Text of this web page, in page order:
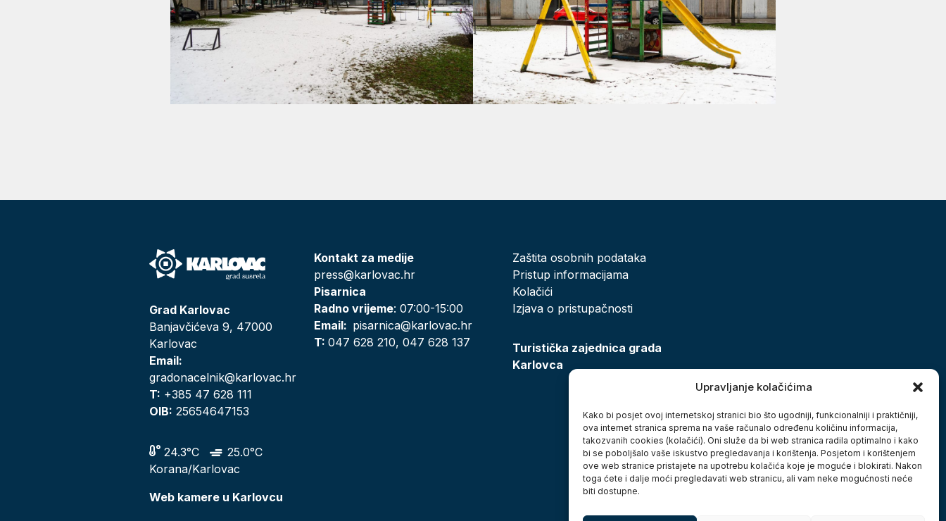
Upravljanje kolačićima
Kako bi posjet ovoj internetskoj stranici bio što ugodniji, funkcionalniji i praktičniji,
ova internet stranica sprema na vaše računalo određenu količinu informacija,
takozvanih cookies (kolačići). Oni služe da bi web stranica radila optimalno i kako
bi se poboljšalo vaše iskustvo pregledavanja i korištenja. Posjetom i korištenjem
ove web stranice pristajete na upotrebu kolačića koje je moguće i blokirati. Nakon
toga ćete i dalje moći pregledavati web stranicu, ali vam neke mogućnosti neće
biti dostupne.
Grad Karlovac
Banjavčićeva 9, 47000
Karlovac
Email:
gradonacelnik@karlovac.hr
T: +385 47 628 111
OIB: 25654647153
24.3°C
25.0°C
Korana/Karlovac
Web kamere u Karlovcu
Kontakt za medije
press@karlovac.hr
Pisarnica
Radno vrijeme: 07:00-15:00
Email: pisarnica@karlovac.hr
T:047 628 210, 047 628 137
Zaštita osobnih podataka
Pristup informacijama
Kolačići
Izjava o pristupačnosti
Turistička zajednica grada
Karlovca